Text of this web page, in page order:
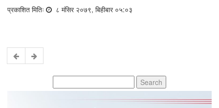
प्रकाशित मितिः ८ मंसिर २०७९, बिहीबार ०५:०३
for: